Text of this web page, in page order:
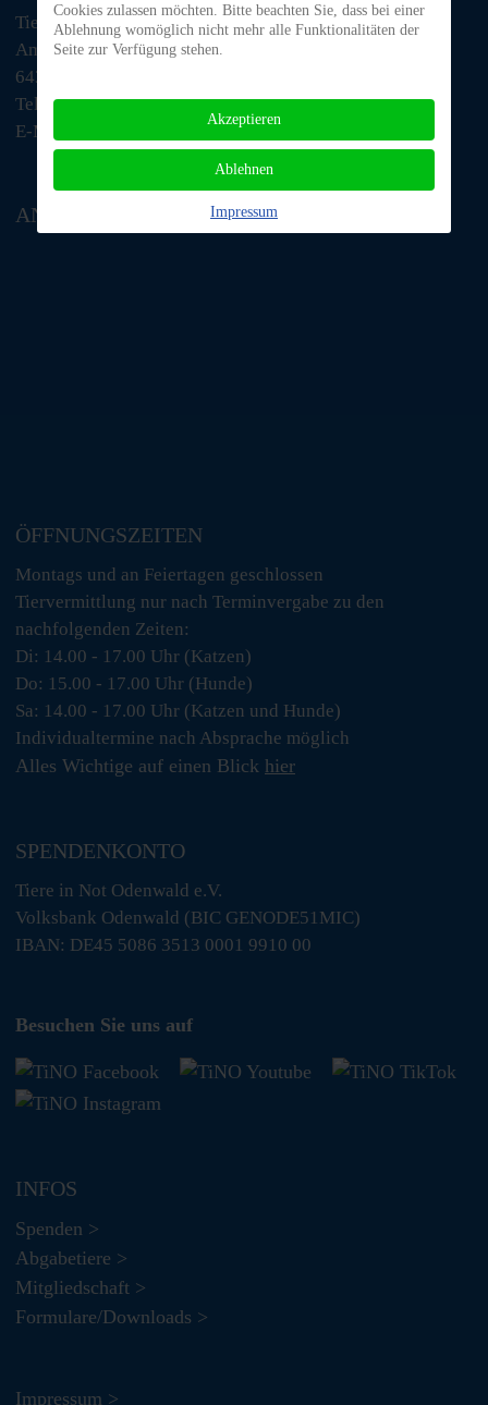
Tiere in Not Odenwald e.V.
Am Morsberg 1
64385 Reichelsheim
Telefon: 06063 / 939 848
E-Mail: tino@tiere-in-not-odenwald.de
ANFAHRT
ÖFFNUNGSZEITEN
Montags und an Feiertagen geschlossen
Tiervermittlung nur nach Terminvergabe zu den
nachfolgenden Zeiten:
Di: 14.00 - 17.00 Uhr (Katzen)
Do: 15.00 - 17.00 Uhr (Hunde)
Sa: 14.00 - 17.00 Uhr (Katzen und Hunde)
Individualtermine nach Absprache möglich
Alles Wichtige auf einen Blick hier
SPENDENKONTO
Tiere in Not Odenwald e.V.
Volksbank Odenwald (BIC GENODE51MIC)
IBAN: DE45 5086 3513 0001 9910 00
Besuchen Sie uns auf
INFOS
Spenden >
Abgabetiere >
Mitgliedschaft >
Formulare/Downloads >
Impressum >
Cookies zulassen möchten. Bitte beachten Sie, dass bei einer
Ablehnung womöglich nicht mehr alle Funktionalitäten der
Seite zur Verfügung stehen.
Akzeptieren
Ablehnen
Impressum